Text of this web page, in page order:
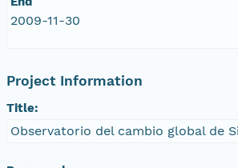
2009-11-30
Project Information
Title:
Observatorio del cambio global de